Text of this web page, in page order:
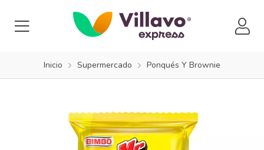
Inicio Supermercado Ponqués Y Brownie